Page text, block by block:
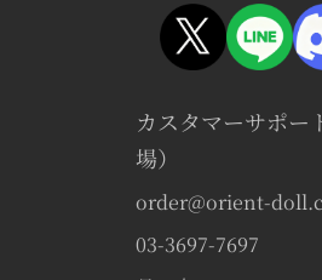
カスタマーサポー
場）
order@orient-
03-3697-7697